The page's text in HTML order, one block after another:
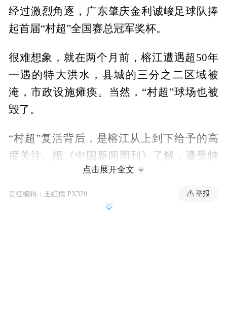
经过激烈角逐，广东肇庆金利诚峻足球队捧
起首届“村超”全国赛总冠军奖杯。
很难想象，就在两个月前，榕江遭遇超50年
一遇的特大洪水，县城的三分之二区域被
淹，市政设施瘫痪。当然，“村超”球场也被
毁了。
“村超”复活背后，是榕江从上到下给予的高
度关注。据《中国新闻周刊》了解，遭受特
大洪水后，榕江县发展和改革局立即申报“村
超”球场恢复项目，获得1054.65万元贵州省
点击展开全文
责任编辑：王虹儒 PX320 举报